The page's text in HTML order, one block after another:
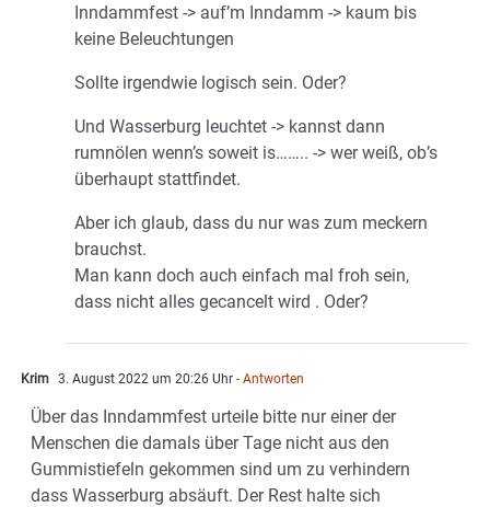
Inndammfest -> auf’m Inndamm -> kaum bis
keine Beleuchtungen
Sollte irgendwie logisch sein. Oder?
Und Wasserburg leuchtet -> kannst dann
rumnölen wenn’s soweit is…….. -> wer weiß, ob’s
überhaupt stattfindet.
Aber ich glaub, dass du nur was zum meckern
brauchst.
Man kann doch auch einfach mal froh sein,
dass nicht alles gecancelt wird . Oder?
Krim 3. August 2022 um 20:26 Uhr - Antworten
Über das Inndammfest urteile bitte nur einer der
Menschen die damals über Tage nicht aus den
Gummistiefeln gekommen sind um zu verhindern
dass Wasserburg absäuft. Der Rest halte sich